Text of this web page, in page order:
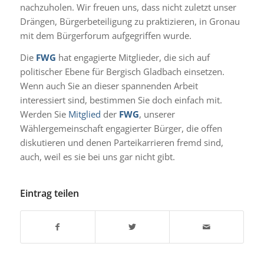
nachzuholen. Wir freuen uns, dass nicht zuletzt unser
Drängen, Bürgerbeteiligung zu praktizieren, in Gronau
mit dem Bürgerforum aufgegriffen wurde.
Die FWG hat engagierte Mitglieder, die sich auf
politischer Ebene für Bergisch Gladbach einsetzen.
Wenn auch Sie an dieser spannenden Arbeit
interessiert sind, bestimmen Sie doch einfach mit.
Werden Sie Mitglied der FWG, unserer
Wählergemeinschaft engagierter Bürger, die offen
diskutieren und denen Parteikarrieren fremd sind,
auch, weil es sie bei uns gar nicht gibt.
Eintrag teilen